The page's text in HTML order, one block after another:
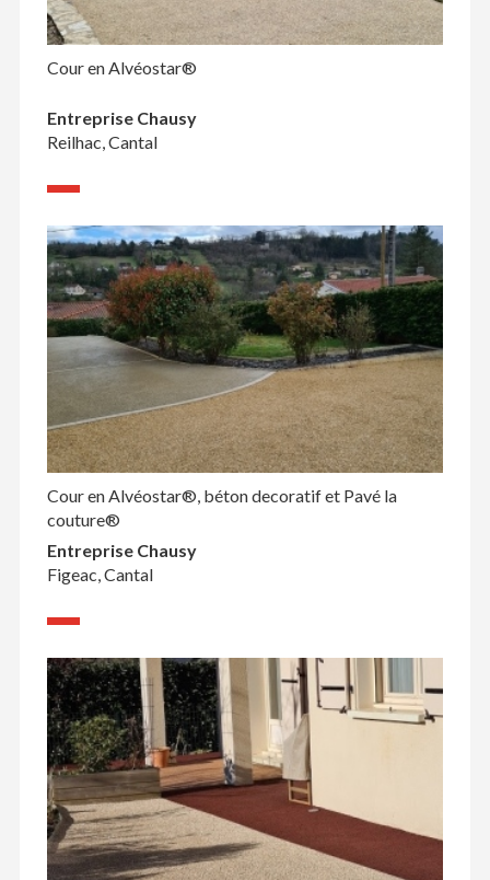
Cour en Alvéostar®
Entreprise Chausy
Reilhac, Cantal
Cour en Alvéostar®, béton decoratif et Pavé la
couture®
Entreprise Chausy
Figeac, Cantal